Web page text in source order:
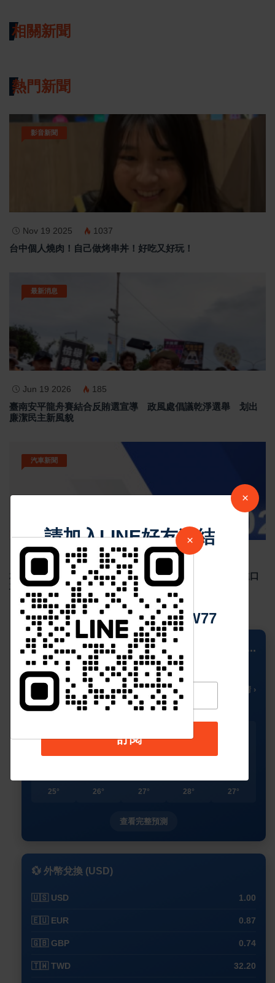
相關新聞
熱門新聞
影音新聞
Nov 19 2025 1037
台中個人燒肉！自己做烤串丼！好吃又好玩！
最新消息
Jun 19 2026 185
臺南安平龍舟賽結合反賄選宣導 政風處倡議乾淨選舉 划出
廉潔民主新風貌
汽車新聞
Sep 02 2024 4919
2024年8月台灣新車掛牌數 29,403 輛，國產車整體下滑，進口
車款市占率超過5成
📍 Columbus ...
🌥️30°C 🌡️ 多雲時晴 ›
🌥️
25°
🌥️
26°
☀️
27°
☀️
28°
27°
查看完整預測
💱 外幣兌換 (USD)
🇺🇸 USD 1.00
🇪🇺 EUR 0.87
🇬🇧 GBP 0.74
🇹🇼 TWD 32.20
×
請加入LINE好友連結
中 華 超 傳 媒
Https://reurl.cc/adqW77
訂閱
×